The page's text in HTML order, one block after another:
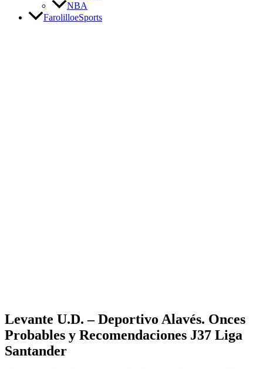
NBA
FarolilloeSports
Levante U.D. – Deportivo Alavés. Onces
Probables y Recomendaciones J37 Liga
Santander